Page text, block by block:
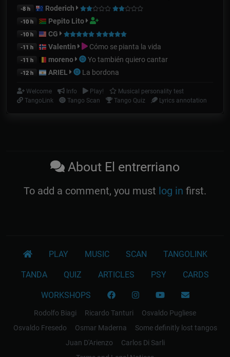
-8 h Roderich
-10 h Pepito Lito
-10 h CG
-11 h Valentin Cómo se pianta la vida
-11 h moreno Yo también quiero cantar
-12 h ARIEL La bordona
Welcome Info Play!
Musical personality test
TangoLink
Tango Scan Tango Quiz Lyrics annotation
About El entrerriano
To add a comment, you must log in first.
PLAY MUSIC SCAN TANGOLINK
TANDA QUIZ ARTICLES PSY CARDS
WORKSHOPS
Rodolfo Biagi Ricardo Tanturi
Osvaldo Pugliese
Osvaldo Fresedo
Osmar Maderna
Some definitly lost tangos
Juan D'Arienzo
Carlos Di Sarli